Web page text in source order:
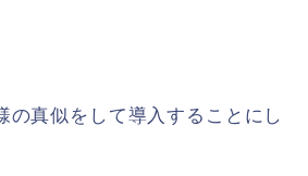
の真似をして導入することにし